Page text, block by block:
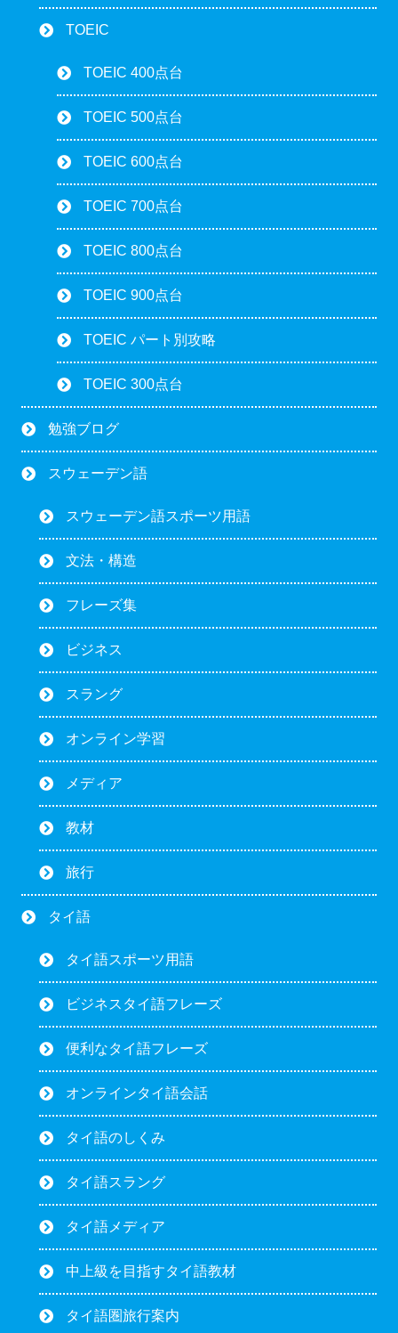
TOEIC
TOEIC 400点台
TOEIC 500点台
TOEIC 600点台
TOEIC 700点台
TOEIC 800点台
TOEIC 900点台
TOEIC パート別攻略
TOEIC 300点台
勉強ブログ
スウェーデン語
スウェーデン語スポーツ用語
文法・構造
フレーズ集
ビジネス
スラング
オンライン学習
メディア
教材
旅行
タイ語
タイ語スポーツ用語
ビジネスタイ語フレーズ
便利なタイ語フレーズ
オンラインタイ語会話
タイ語のしくみ
タイ語スラング
タイ語メディア
中上級を目指すタイ語教材
タイ語圏旅行案内